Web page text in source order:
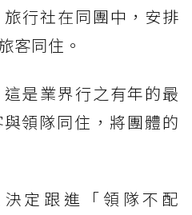
行社在同團中，安排
客同住。
是業界行之有年的最
領隊同住，將團體的
定跟進「領隊不配